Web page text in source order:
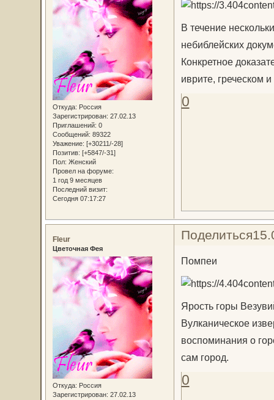
Откуда: Россия
Зарегистрирован: 27.02.13
Приглашений: 0
Сообщений: 89322
Уважение: [+30211/-28]
Позитив: [+5847/-31]
Пол: Женский
Провел на форуме:
1 год 9 месяцев
Последний визит:
Сегодня 07:17:27
В течение
небиблейских
Конкретное
иврите, греческом
0
Поделиться
Fleur
Цветочная Фея
Откуда: Россия
Зарегистрирован: 27.02.13
Помпеи
Ярость горы
Вулканическое
воспоминания о
сам город.
0